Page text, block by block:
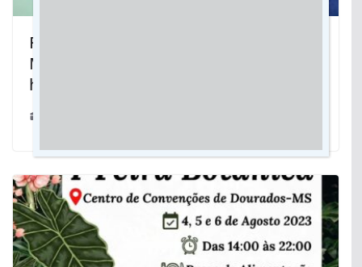
Fortalecimento do ensino público em
MS é reconhecido em Brasília com
honraria do Mérito Educativo